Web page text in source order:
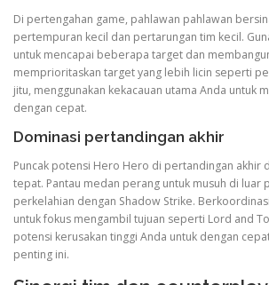
Di pertengahan game, pahlawan pahlawan
pertempuran kecil dan pertarungan tim kecil.
untuk mencapai beberapa target dan
memprioritaskan target yang lebih licin seperti
jitu, menggunakan kekacauan utama Anda untuk
dengan cepat.
Dominasi pertandingan akhir
Puncak potensi Hero Hero di pertandingan akhir
tepat. Pantau medan perang untuk musuh di luar
perkelahian dengan Shadow Strike.
untuk fokus mengambil tujuan seperti Lord and
potensi kerusakan tinggi Anda untuk dengan
penting ini.